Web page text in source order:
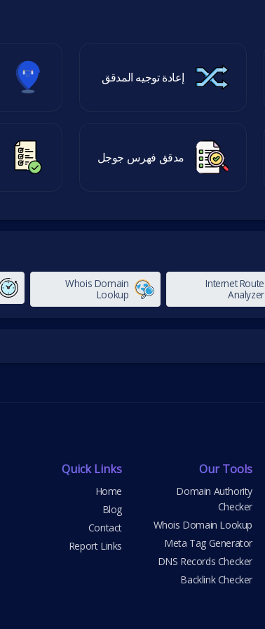
إعادة توجيه المدقق
مدقق فهرس جوجل
Internet Route
Analyzer
Whois Domain
Lookup
Our Tools
Domain Authority
Checker
Whois Domain Lookup
Meta Tag Generator
DNS Records Checker
Backlink Checker
Quick Links
Home
Blog
Contact
Report Links